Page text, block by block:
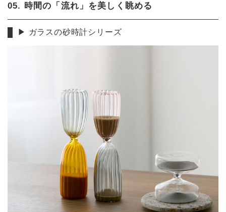
05. 時間の「流れ」を美しく眺める
▶︎ ガラスの砂時計シリーズ